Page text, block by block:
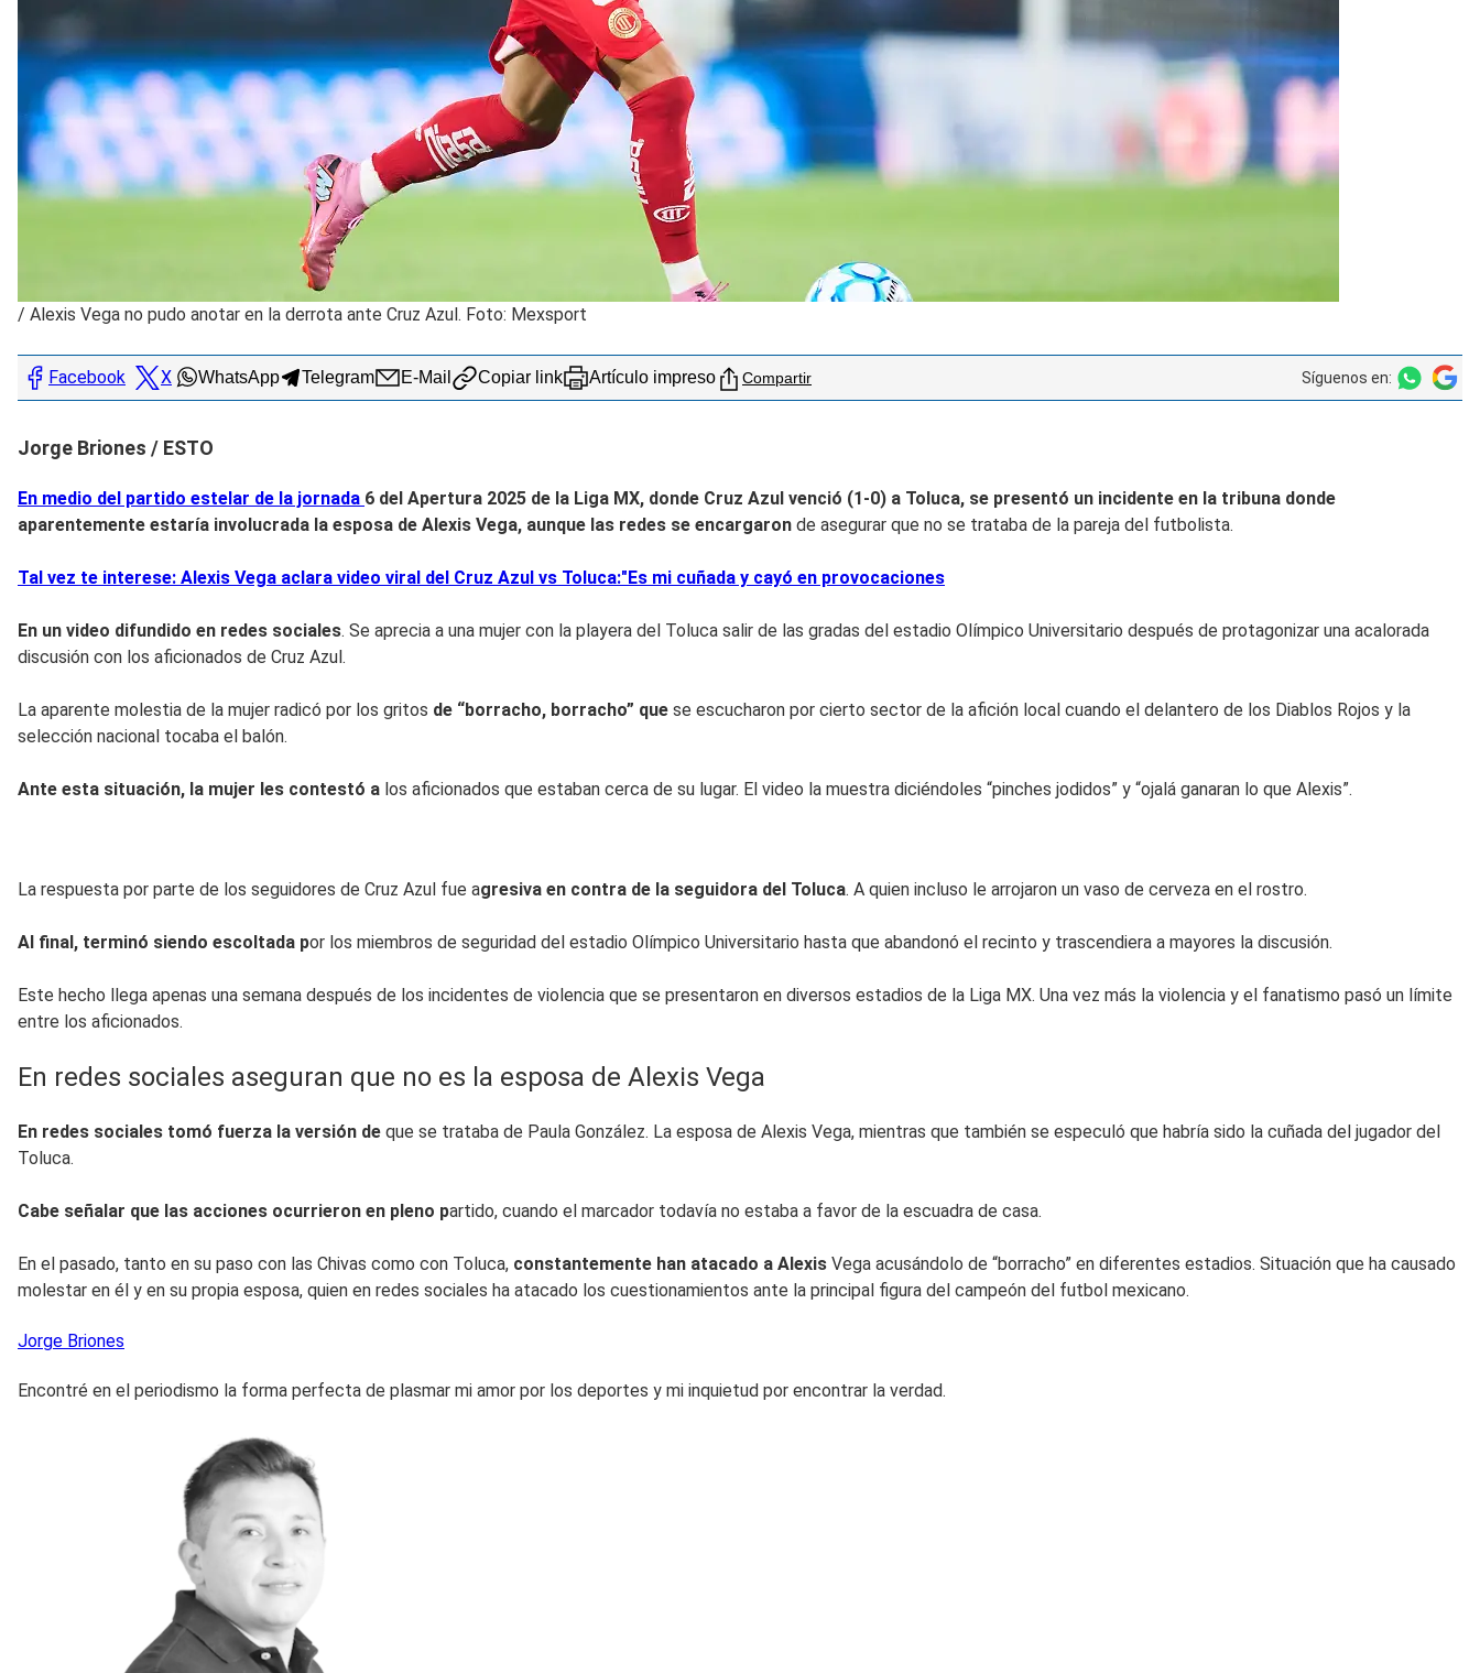
/ Alexis Vega no pudo anotar en la derrota ante Cruz Azul. Foto: Mexsport
Facebook X WhatsApp Telegram E-Mail Copiar link Artículo impreso Compartir Síguenos en:
Jorge Briones / ESTO
En medio del partido estelar de la jornada 6 del Apertura 2025 de la Liga MX, donde Cruz Azul venció (1-0) a Toluca, se presentó un incidente en la tribuna donde
aparentemente estaría involucrada la esposa de Alexis Vega, aunque las redes se encargaron de asegurar que no se trataba de la pareja del futbolista.
Tal vez te interese: Alexis Vega aclara video viral del Cruz Azul vs Toluca:"Es mi cuñada y cayó en provocaciones
En un video difundido en redes sociales. Se aprecia a una mujer con la playera del Toluca salir de las gradas del estadio Olímpico Universitario después de protagonizar una acalorada
discusión con los aficionados de Cruz Azul.
La aparente molestia de la mujer radicó por los gritos de “borracho, borracho” que se escucharon por cierto sector de la afición local cuando el delantero de los Diablos Rojos y la
selección nacional tocaba el balón.
Ante esta situación, la mujer les contestó a los aficionados que estaban cerca de su lugar. El video la muestra diciéndoles “pinches jodidos” y “ojalá ganaran lo que Alexis”.
La respuesta por parte de los seguidores de Cruz Azul fue agresiva en contra de la seguidora del Toluca. A quien incluso le arrojaron un vaso de cerveza en el rostro.
Al final, terminó siendo escoltada por los miembros de seguridad del estadio Olímpico Universitario hasta que abandonó el recinto y trascendiera a mayores la discusión.
Este hecho llega apenas una semana después de los incidentes de violencia que se presentaron en diversos estadios de la Liga MX. Una vez más la violencia y el fanatismo pasó un límite
entre los aficionados.
En redes sociales aseguran que no es la esposa de Alexis Vega
En redes sociales tomó fuerza la versión de que se trataba de Paula González. La esposa de Alexis Vega, mientras que también se especuló que habría sido la cuñada del jugador del
Toluca.
Cabe señalar que las acciones ocurrieron en pleno partido, cuando el marcador todavía no estaba a favor de la escuadra de casa.
En el pasado, tanto en su paso con las Chivas como con Toluca, constantemente han atacado a Alexis Vega acusándolo de “borracho” en diferentes estadios. Situación que ha causado
molestar en él y en su propia esposa, quien en redes sociales ha atacado los cuestionamientos ante la principal figura del campeón del futbol mexicano.
Jorge Briones
Encontré en el periodismo la forma perfecta de plasmar mi amor por los deportes y mi inquietud por encontrar la verdad.